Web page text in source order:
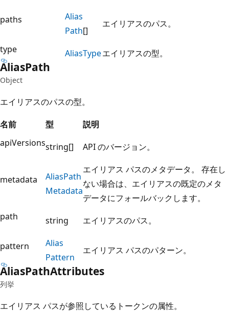
paths
Alias
Path[]
エイリアスのパス。
type AliasTypeエイリアスの型。
AliasPath
Object
エイリアスのパスの型。
名前
型
説明
apiVersionsstring[] API のバージョン。
metadata AliasPath
Metadata
エイリアス パスのメタデータ。 存在し
ない場合は、エイリアスの既定のメタ
データにフォールバックします。
path
string エイリアスのパス。
pattern
Alias
Pattern
エイリアス パスのパターン。
AliasPathAttributes
列挙
エイリアス パスが参照しているトークンの属性。